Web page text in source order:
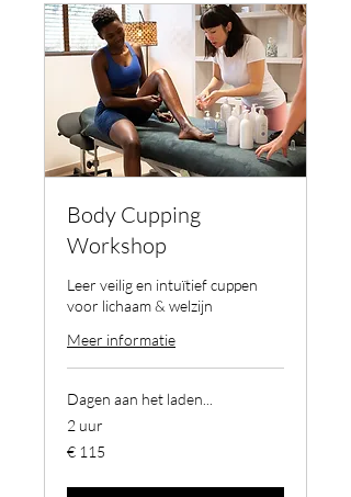
Body Cupping
Workshop
Leer veilig en intuïtief cuppen
voor lichaam & welzijn
Meer informatie
Dagen aan het laden...
2 uur
115
euro
€ 115